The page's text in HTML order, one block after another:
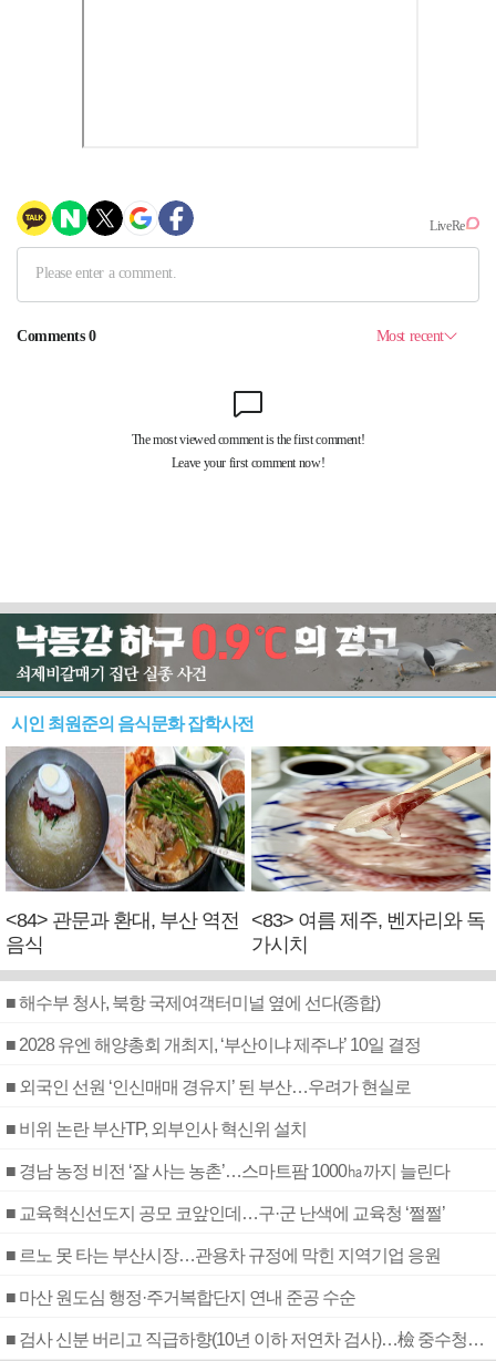
시인 최원준의 음식문화 잡학사전
<84> 관문과 환대, 부산 역전
음식
<83> 여름 제주, 벤자리와 독
가시치
■ 해수부 청사, 북항 국제여객터미널 옆에 선다(종합)
■ 2028 유엔 해양총회 개최지, ‘부산이냐 제주냐’ 10일 결정
■ 외국인 선원 ‘인신매매 경유지’ 된 부산…우려가 현실로
■ 비위 논란 부산TP, 외부인사 혁신위 설치
■ 경남 농정 비전 ‘잘 사는 농촌’…스마트팜 1000㏊까지 늘린다
■ 교육혁신선도지 공모 코앞인데…구·군 난색에 교육청 ‘쩔쩔’
■ 르노 못 타는 부산시장…관용차 규정에 막힌 지역기업 응원
■ 마산 원도심 행정·주거복합단지 연내 준공 수순
■ 검사 신분 버리고 직급하향(10년 이하 저연차 검사)…檢 중수청행 기피